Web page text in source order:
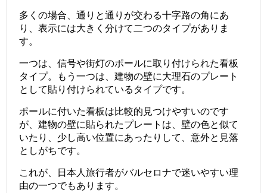
多くの場合、通りと通りが交わる十字路の角にあ
り、表示には大きく分けて二つのタイプがありま
す。
一つは、信号や街灯のポールに取り付けられた看板
タイプ。もう一つは、建物の壁に大理石のプレート
として貼り付けられているタイプです。
ポールに付いた看板は比較的見つけやすいのです
が、建物の壁に貼られたプレートは、壁の色と似て
いたり、少し高い位置にあったりして、意外と見落
としがちです。
これが、日本人旅行者がバルセロナで迷いやすい理
由の一つでもあります。